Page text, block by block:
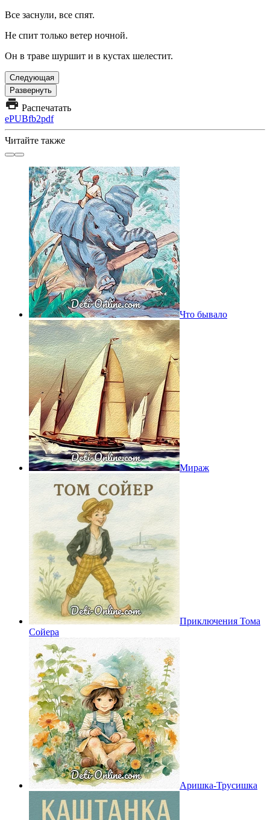
Все заснули, все спят.
Не спит только ветер ночной.
Он в траве шуршит и в кустах шелестит.
Следующая
Развернуть
Распечатать
ePUBfb2pdf
Читайте также
Что бывало
Мираж
Приключения Тома
Сойера
Аришка-Трусишка